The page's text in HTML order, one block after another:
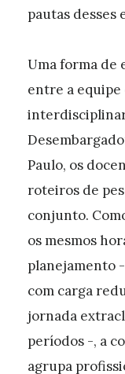
pautas desses
Uma forma de
entre a
Paulo, os
roteiros de
conjunto.
os mesmos
planejamento
com carga
jornada
períodos -, a
agrupa